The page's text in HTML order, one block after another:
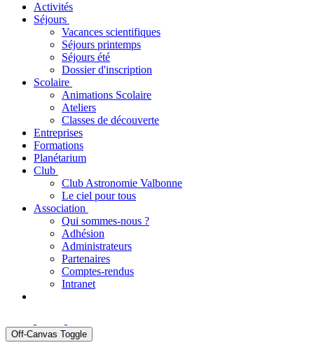
Activités
Séjours
Vacances scientifiques
Séjours printemps
Séjours été
Dossier d'inscription
Scolaire
Animations Scolaire
Ateliers
Classes de découverte
Entreprises
Formations
Planétarium
Club
Club Astronomie Valbonne
Le ciel pour tous
Association
Qui sommes-nous ?
Adhésion
Administrateurs
Partenaires
Comptes-rendus
Intranet
Off-Canvas Toggle